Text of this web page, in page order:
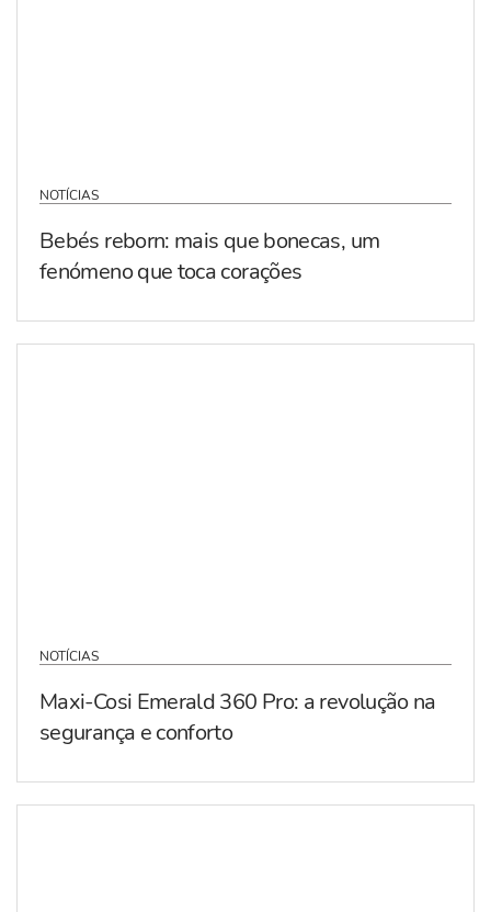
NOTÍCIAS
Bebés reborn: mais que bonecas, um
fenómeno que toca corações
NOTÍCIAS
Maxi-Cosi Emerald 360 Pro: a revolução na
segurança e conforto